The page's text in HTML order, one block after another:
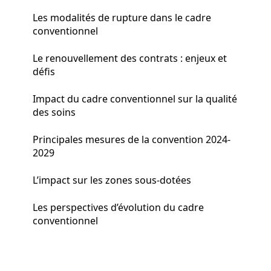
Les modalités de rupture dans le cadre
conventionnel
Le renouvellement des contrats : enjeux et
défis
Impact du cadre conventionnel sur la qualité
des soins
Principales mesures de la convention 2024-
2029
L’impact sur les zones sous-dotées
Les perspectives d’évolution du cadre
conventionnel